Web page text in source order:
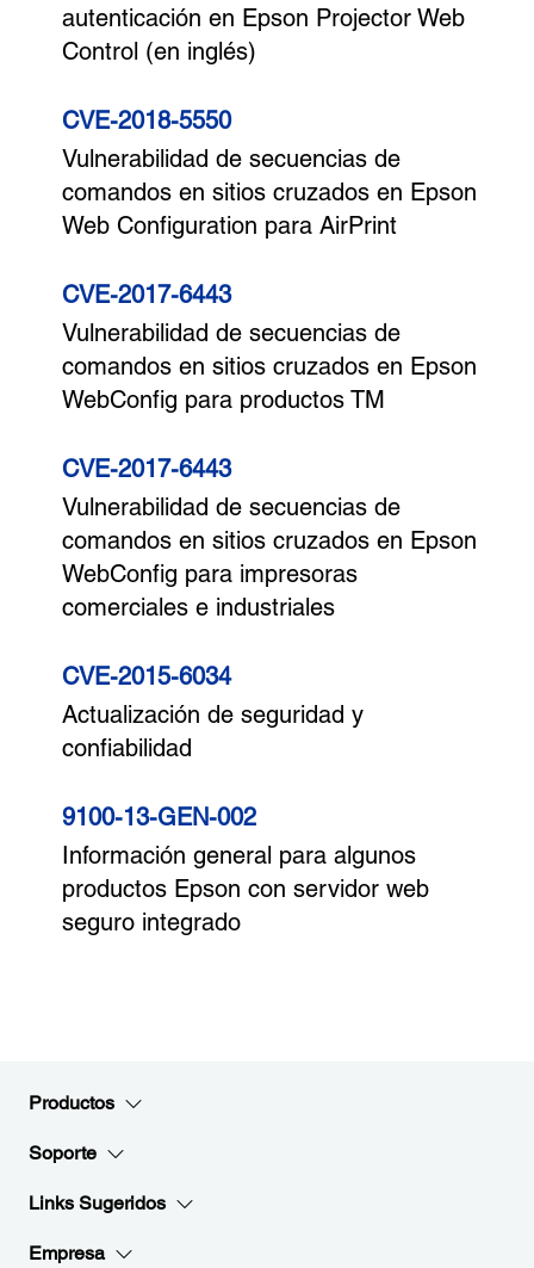
autenticación en Epson Projector Web
Control (en inglés)
CVE-2018-5550
Vulnerabilidad de secuencias de
comandos en sitios cruzados en Epson
Web Configuration para AirPrint
CVE-2017-6443
Vulnerabilidad de secuencias de
comandos en sitios cruzados en Epson
WebConfig para productos TM
CVE-2017-6443
Vulnerabilidad de secuencias de
comandos en sitios cruzados en Epson
WebConfig para impresoras
comerciales e industriales
CVE-2015-6034
Actualización de seguridad y
confiabilidad
9100-13-GEN-002
Información general para algunos
productos Epson con servidor web
seguro integrado
Productos
Soporte
Links Sugeridos
Empresa